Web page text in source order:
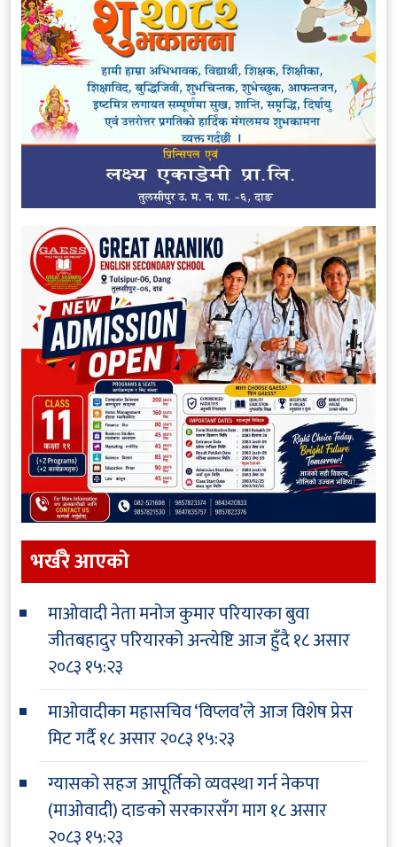
भर्खरै आएकाे
माओवादी नेता मनोज कुमार परियारका बुवा
जीतबहादुर परियारको अन्त्येष्टि आज हुँदै१८ असार
२०८३ १५:२३
माओवादीका महासचिव ‘विप्लव’ले आज विशेष प्रेस
मिट गर्दै१८ असार २०८३ १५:२३
ग्यासको सहज आपूर्तिको व्यवस्था गर्न नेकपा
(माओवादी) दाङको सरकारसँग माग१८ असार
२०८३ १५:२३